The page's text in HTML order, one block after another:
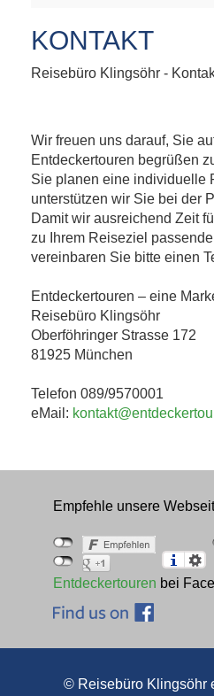
KONTAKT
Reisebüro Klingsöhr -
Wir freuen uns darauf, Sie
Entdeckertouren begrüßen
Sie planen eine individuelle
unterstützen wir Sie bei der
Damit wir ausreichend Zeit
zu Ihrem Reiseziel
vereinbaren Sie bitte einen
Entdeckertouren – eine
Reisebüro Klingsöhr
Oberföhringer Strasse 172
81925 München
Telefon 089/9570001
eMail:
Empfehle unsere
Entdeckertouren bei
© Reisebüro Klingsöhr